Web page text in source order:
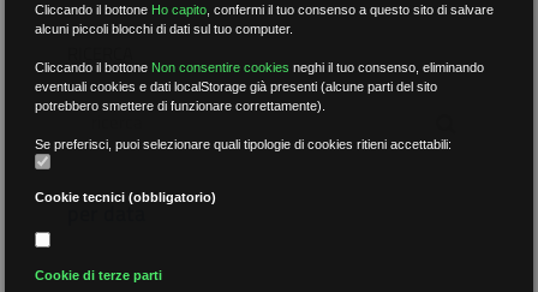
per data
Cliccando il bottone Ho capito ,confermi il tuo consenso a questo sito di salvare
alcuni piccoli blocchi di dati sul tuo computer.
Cliccando il bottone Non consentire cookies neghi il tuo consenso, eliminando
eventuali cookies e dati localStorage già presenti (alcune parti del sito
potrebbero smettere di funzionare correttamente).
Se preferisci, puoi selezionare quali tipologie di cookies ritieni accettabili:
Cookie tecnici (obbligatorio)
Cookie di terze parti